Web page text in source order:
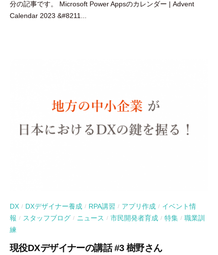
田
豪
分の記事です。 Microsoft Power Appsのカレンダー | Advent
Calendar 2023 &#8211...
DX / DXデザイナー養成 / RPA講習 / アプリ作成 / イベント情
報 / スタッフブログ / ニュース / 市民開発者育成 / 特集 / 職業訓
練
現役DXデザイナーの講話 #3 樹野さん